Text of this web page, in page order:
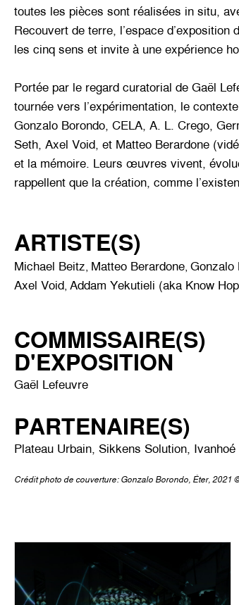
toutes les pièces sont réalisées in situ,
Recouvert de terre, l’espace
les cinq sens et invite à une expérience
Portée par le regard curatorial de Gaël
tournée vers l’expérimentation, le
Gonzalo Borondo, CELA, A. L. Crego,
Seth, Axel Void, et Matteo Berardone
et la mémoire. Leurs œuvres vivent,
rappellent que la création, comme
ARTISTE(S)
Michael Beitz Matteo Berardone Gonzalo
Axel Void Addam Yekutieli (aka Know
COMMISSAIRE(S)
D'EXPOSITION
Gaël Lefeuvre
PARTENAIRE(S)
Plateau Urbain, Sikkens Solution, Ivanhoé
Crédit photo de couverture: Gonzalo Borondo, Éter, 2021